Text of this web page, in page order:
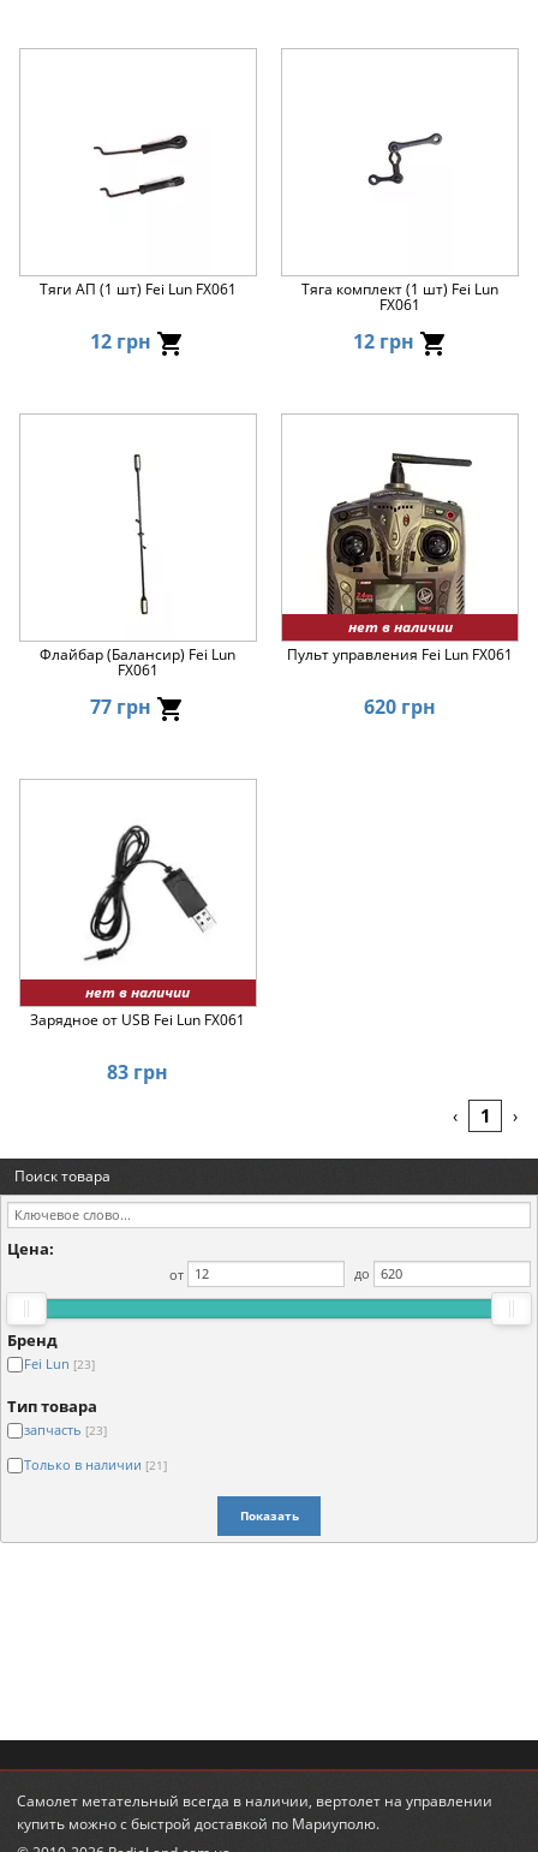
Тяги АП (1 шт) Fei Lun FX061
12 грн
Тяга комплект (1 шт) Fei Lun
FX061
12 грн
Флайбар (Балансир) Fei Lun
FX061
77 грн
нет в наличии
Пульт управления Fei Lun FX061
620 грн
нет в наличии
Зарядное от USB Fei Lun FX061
83 грн
‹ 1 ›
Поиск товара
Цена:
от до
Бренд
Fei Lun [23]
Тип товара
запчасть [23]
Только в наличии [21]
Показать
Самолет метательный всегда в наличии, вертолет на управлении
купитьможно с быстрой доставкой по Мариуполю.